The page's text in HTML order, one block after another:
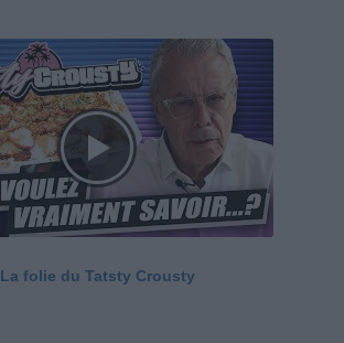
La folie du Tatsty Crousty